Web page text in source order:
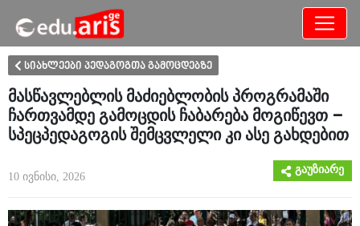
განათლება
სიახლეები პედაგოგთა გამოცდებზე
მასწავლებლის მაძიებლობის პროგრამაში
ჩართვამდე გამოცდის ჩაბარება მოგიწევთ –
სპეცპედაგოგის შემცვლელი კი ასე გახდებით
10 ივნისი, 2026
გაუზიარე